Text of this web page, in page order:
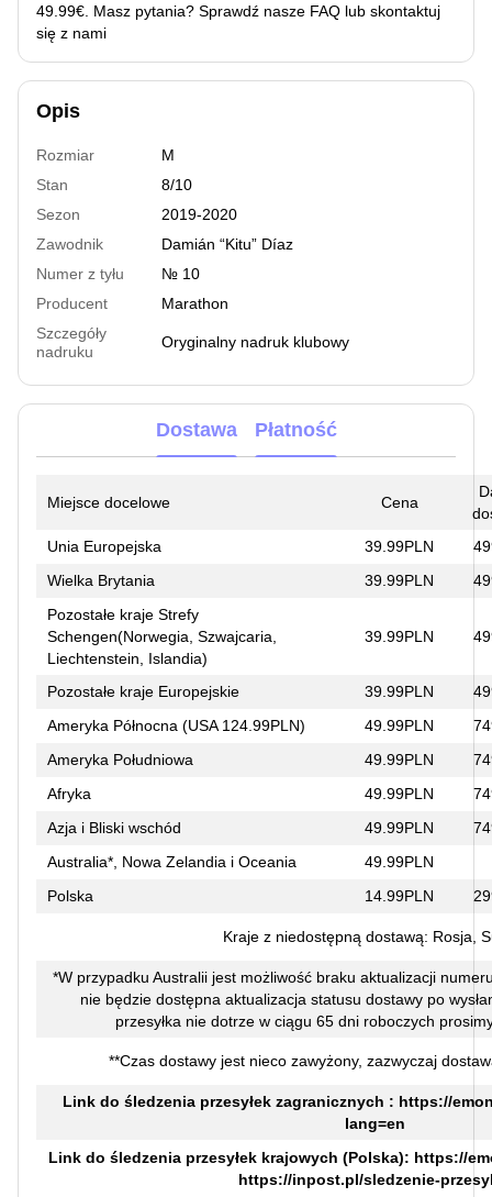
49.99€. Masz pytania? Sprawdź nasze FAQ lub skontaktuj
się z nami
Opis
Rozmiar
M
Stan
8/10
Sezon
2019-2020
Zawodnik
Damián “Kitu” Díaz
Numer z tyłu
№ 10
Producent
Marathon
Szczegóły
nadruku
Oryginalny nadruk klubowy
Dostawa Płatność
Miejsce docelowe Cena
Unia Europejska
39.99PLN
Wielka Brytania
39.99PLN
Pozostałe kraje Strefy
Schengen(Norwegia, Szwajcaria,
Liechtenstein, Islandia)
39.99PLN
Pozostałe kraje Europejskie 39.99PLN
Ameryka Północna (USA 124.99PLN)
49.99PLN
Ameryka Południowa
49.99PLN
Afryka
49.99PLN
Azja i Bliski wschód
49.99PLN
Australia*, Nowa Zelandia i Oceania
49.99PLN
Polska
14.99PLN
Kraje z niedostępną dostawą: Rosja,
*W przypadku Australii jest możliwość braku aktualizacji
nie będzie dostępna aktualizacja statusu dostawy po
przesyłka nie dotrze w ciągu 65 dni roboczych
**Czas dostawy jest nieco zawyżony, zazwyczaj
Link do śledzenia przesyłek zagranicznych : https://
lang=en
Link do śledzenia przesyłek krajowych (Polska): https://
https://inpost.pl/sledzenie-